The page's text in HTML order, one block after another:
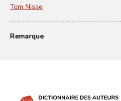
Tom Nisse
Remarque